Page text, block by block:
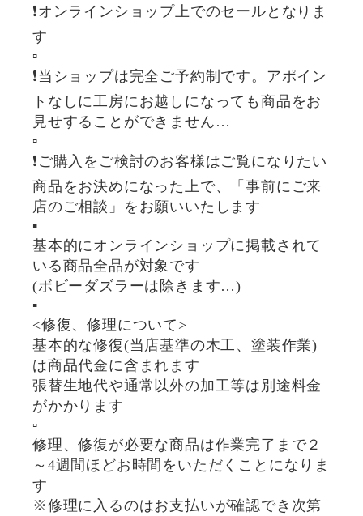
❗️オンラインショップ上でのセールとなりま
す
▫️
❗️当ショップは完全ご予約制です。アポイン
トなしに工房にお越しになっても商品をお
見せすることができません…
▫️
❗️ご購入をご検討のお客様はご覧になりたい
商品をお決めになった上で、「事前にご来
店のご相談」をお願いいたします
▪️
基本的にオンラインショップに掲載されて
いる商品全品が対象です
(ボビーダズラーは除きます…)
▪️
<修復、修理について>
基本的な修復(当店基準の木工、塗装作業)
は商品代金に含まれます
張替生地代や通常以外の加工等は別途料金
がかかります
▫
修理、修復が必要な商品は作業完了まで２
～4週間ほどお時間をいただくことになりま
す
※修理に入るのはお支払いが確認でき次第